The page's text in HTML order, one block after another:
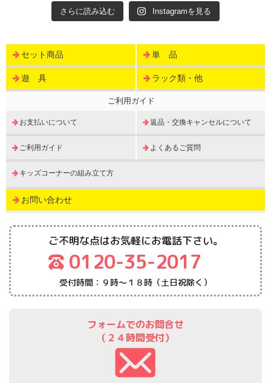
さらに読み込む Instagramを見る
セット商品 単 品
遊 具 ラック類・他
ご利用ガイド
お支払いについて 返品・交換キャンセルについて
ご利用ガイド よくあるご質問
キッズコーナーの組み立て方
お問い合わせ
ご不明な点はお気軽にお電話下さい。
0120-35-2017
受付時間：９時～１８時（土日祝除く）
フォームでのお問合せ
（２４時間受付）